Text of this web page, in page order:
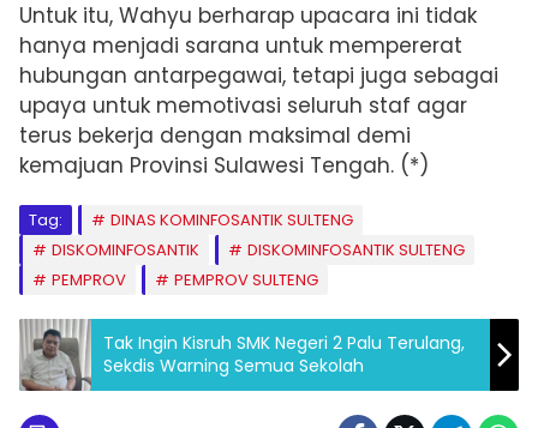
Untuk itu, Wahyu berharap upacara ini tidak
hanya menjadi sarana untuk mempererat
hubungan antarpegawai, tetapi juga sebagai
upaya untuk memotivasi seluruh staf agar
terus bekerja dengan maksimal demi
kemajuan Provinsi Sulawesi Tengah. (*)
Tag:
DINAS KOMINFOSANTIK SULTENG
DISKOMINFOSANTIK
DISKOMINFOSANTIK SULTENG
PEMPROV
PEMPROV SULTENG
Tak Ingin Kisruh SMK Negeri 2 Palu Terulang,
Sekdis Warning Semua Sekolah